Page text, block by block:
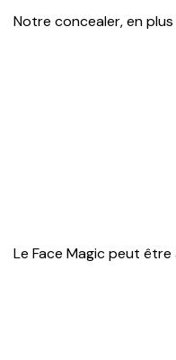
Notre concealer, en
Le Face Magic peut